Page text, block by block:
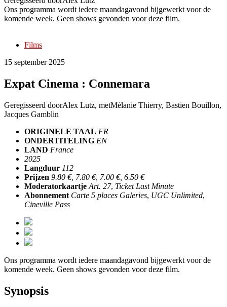
Ons programma wordt iedere maandagavond bijgewerkt voor de
komende week. Geen shows gevonden voor deze film.
Films
15 september 2025
Expat Cinema : Connemara
Geregisseerd doorAlex Lutz, metMélanie Thierry, Bastien Bouillon,
Jacques Gamblin
ORIGINELE TAAL FR
ONDERTITELING EN
LAND France
2025
Langduur 112
Prijzen 9.80 €, 7.80 €, 7.00 €, 6.50 €
Moderatorkaartje Art. 27, Ticket Last Minute
Abonnement Carte 5 places Galeries, UGC Unlimited,
Cineville Pass
Ons programma wordt iedere maandagavond bijgewerkt voor de
komende week. Geen shows gevonden voor deze film.
Synopsis